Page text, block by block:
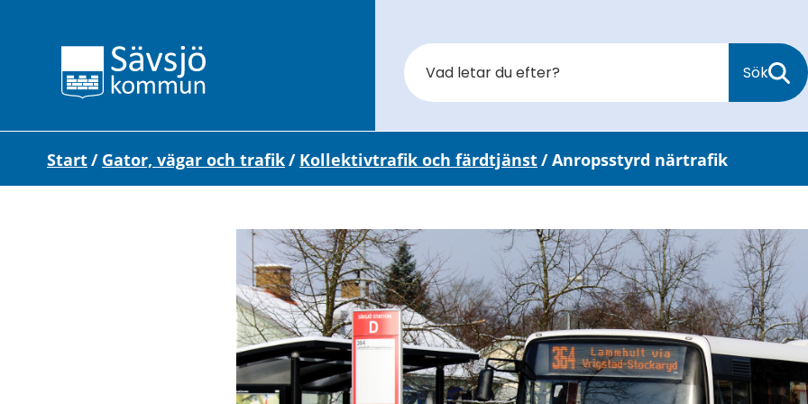
Sök
Start/ Gator, vägar och trafik/ Kollektivtrafik och färdtjänst/Anropsstyrd närtrafik